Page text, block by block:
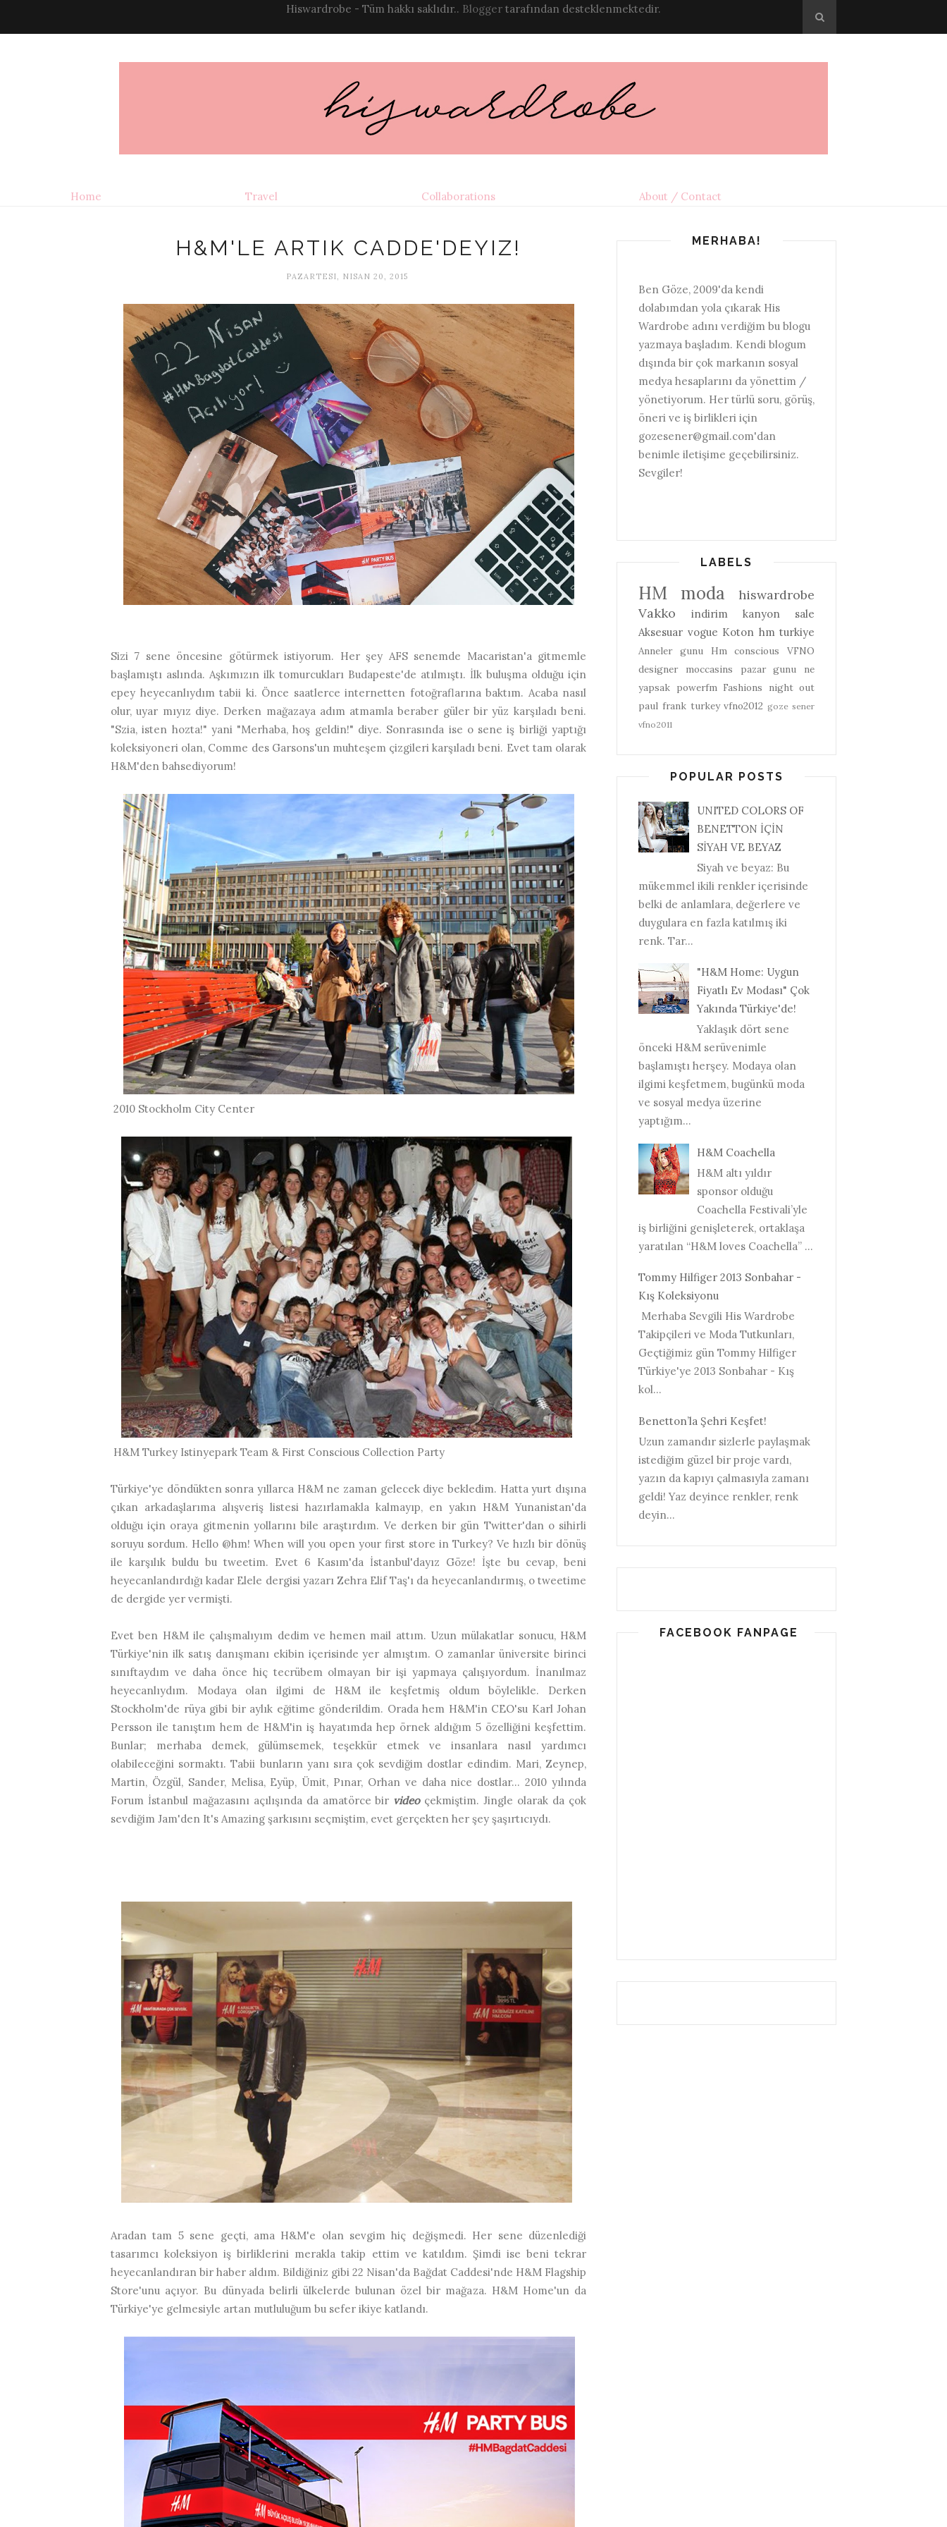
Hiswardrobe - Tüm hakkı saklıdır.. Blogger tarafından desteklenmektedir.
Home Travel Collaborations About / Contact
H&M'LE ARTIK CADDE'DEYIZ!
PAZARTESI, NISAN 20, 2015
Sizi 7 sene öncesine götürmek istiyorum. Her şey AFS senemde Macaristan'a gitmemle
başlamıştı aslında. Aşkımızın ilk tomurcukları Budapeste'de atılmıştı. İlk buluşma olduğu için
epey heyecanlıydım tabii ki. Önce saatlerce internetten fotoğraflarına baktım. Acaba nasıl
olur, uyar mıyız diye. Derken mağazaya adım atmamla beraber güler bir yüz karşıladı beni.
"Szia, isten hozta!" yani "Merhaba, hoş geldin!" diye. Sonrasında ise o sene iş birliği yaptığı
koleksiyoneri olan, Comme des Garsons'un muhteşem çizgileri karşıladı beni. Evet tam olarak
H&M'den bahsediyorum!
2010 Stockholm City Center
H&M Turkey Istinyepark Team & First Conscious Collection Party
Türkiye'ye döndükten sonra yıllarca H&M ne zaman gelecek diye bekledim. Hatta yurt dışına
çıkan arkadaşlarıma alışveriş listesi hazırlamakla kalmayıp, en yakın H&M Yunanistan'da
olduğu için oraya gitmenin yollarını bile araştırdım. Ve derken bir gün Twitter'dan o sihirli
soruyu sordum. Hello @hm! When will you open your first store in Turkey? Ve hızlı bir dönüş
ile karşılık buldu bu tweetim. Evet 6 Kasım'da İstanbul'dayız Göze! İşte bu cevap, beni
heyecanlandırdığı kadar Elele dergisi yazarı Zehra Elif Taş'ı da heyecanlandırmış, o tweetime
de dergide yer vermişti.
Evet ben H&M ile çalışmalıyım dedim ve hemen mail attım. Uzun mülakatlar sonucu, H&M
Türkiye'nin ilk satış danışmanı ekibin içerisinde yer almıştım. O zamanlar üniversite birinci
sınıftaydım ve daha önce hiç tecrübem olmayan bir işi yapmaya çalışıyordum. İnanılmaz
heyecanlıydım. Modaya olan ilgimi de H&M ile keşfetmiş oldum böylelikle. Derken
Stockholm'de rüya gibi bir aylık eğitime gönderildim. Orada hem H&M'in CEO'su Karl Johan
Persson ile tanıştım hem de H&M'in iş hayatımda hep örnek aldığım 5 özelliğini keşfettim.
Bunlar; merhaba demek, gülümsemek, teşekkür etmek ve insanlara nasıl yardımcı
olabileceğini sormaktı. Tabii bunların yanı sıra çok sevdiğim dostlar edindim. Mari, Zeynep,
Martin, Özgül, Sander, Melisa, Eyüp, Ümit, Pınar, Orhan ve daha nice dostlar... 2010 yılında
Forum İstanbul mağazasını açılışında da amatörce bir videoçekmiştim. Jingle olarak da çok
sevdiğim Jam'den It's Amazing şarkısını seçmiştim, evet gerçekten her şey şaşırtıcıydı.
Aradan tam 5 sene geçti, ama H&M'e olan sevgim hiç değişmedi. Her sene düzenlediği
tasarımcı koleksiyon iş birliklerini merakla takip ettim ve katıldım. Şimdi ise beni tekrar
heyecanlandıran bir haber aldım. Bildiğiniz gibi 22 Nisan'da Bağdat Caddesi'nde H&M Flagship
Store'unu açıyor. Bu dünyada belirli ülkelerde bulunan özel bir mağaza. H&M Home'un da
Türkiye'ye gelmesiyle artan mutluluğum bu sefer ikiye katlandı.
MERHABA!
Ben Göze, 2009'da kendi
dolabımdan yola çıkarak His
Wardrobe adını verdiğim bu blogu
yazmaya başladım. Kendi blogum
dışında bir çok markanın sosyal
medya hesaplarını da yönettim /
yönetiyorum. Her türlü soru, görüş,
öneri ve iş birlikleri için
gozesener@gmail.com'dan
benimle iletişime geçebilirsiniz.
Sevgiler!
LABELS
HM moda
hiswardrobe
Vakko
indirim kanyon
sale
Aksesuar vogue Koton hm turkiye
Anneler gunu Hm conscious
VFNO
designer
moccasins
pazar gunu ne
yapsak powerfm Fashions night out
paul frank turkey vfno2012 goze sener
vfno2011
POPULAR POSTS
UNITED COLORS OF
BENETTON İÇİN
SİYAH VE BEYAZ
Siyah ve beyaz: Bu
mükemmel ikili renkler içerisinde
belki de anlamlara, değerlere ve
duygulara en fazla katılmış iki
renk. Tar...
"H&M Home: Uygun
Fiyatlı Ev Modası" Çok
Yakında Türkiye'de!
Yaklaşık dört sene
önceki H&M serüvenimle
başlamıştı herşey. Modaya olan
ilgimi keşfetmem, bugünkü moda
ve sosyal medya üzerine
yaptığım...
H&M Coachella
H&M altı yıldır
sponsor olduğu
Coachella Festivali’yle
iş birliğini genişleterek, ortaklaşa
yaratılan “H&M loves Coachella” ...
Tommy Hilfiger 2013 Sonbahar -
Kış Koleksiyonu
Merhaba Sevgili His Wardrobe
Takipçileri ve Moda Tutkunları,
Geçtiğimiz gün Tommy Hilfiger
Türkiye'ye 2013 Sonbahar - Kış
kol...
Benetton’la Şehri Keşfet!
Uzun zamandır sizlerle paylaşmak
istediğim güzel bir proje vardı,
yazın da kapıyı çalmasıyla zamanı
geldi! Yaz deyince renkler, renk
deyin...
FACEBOOK FANPAGE